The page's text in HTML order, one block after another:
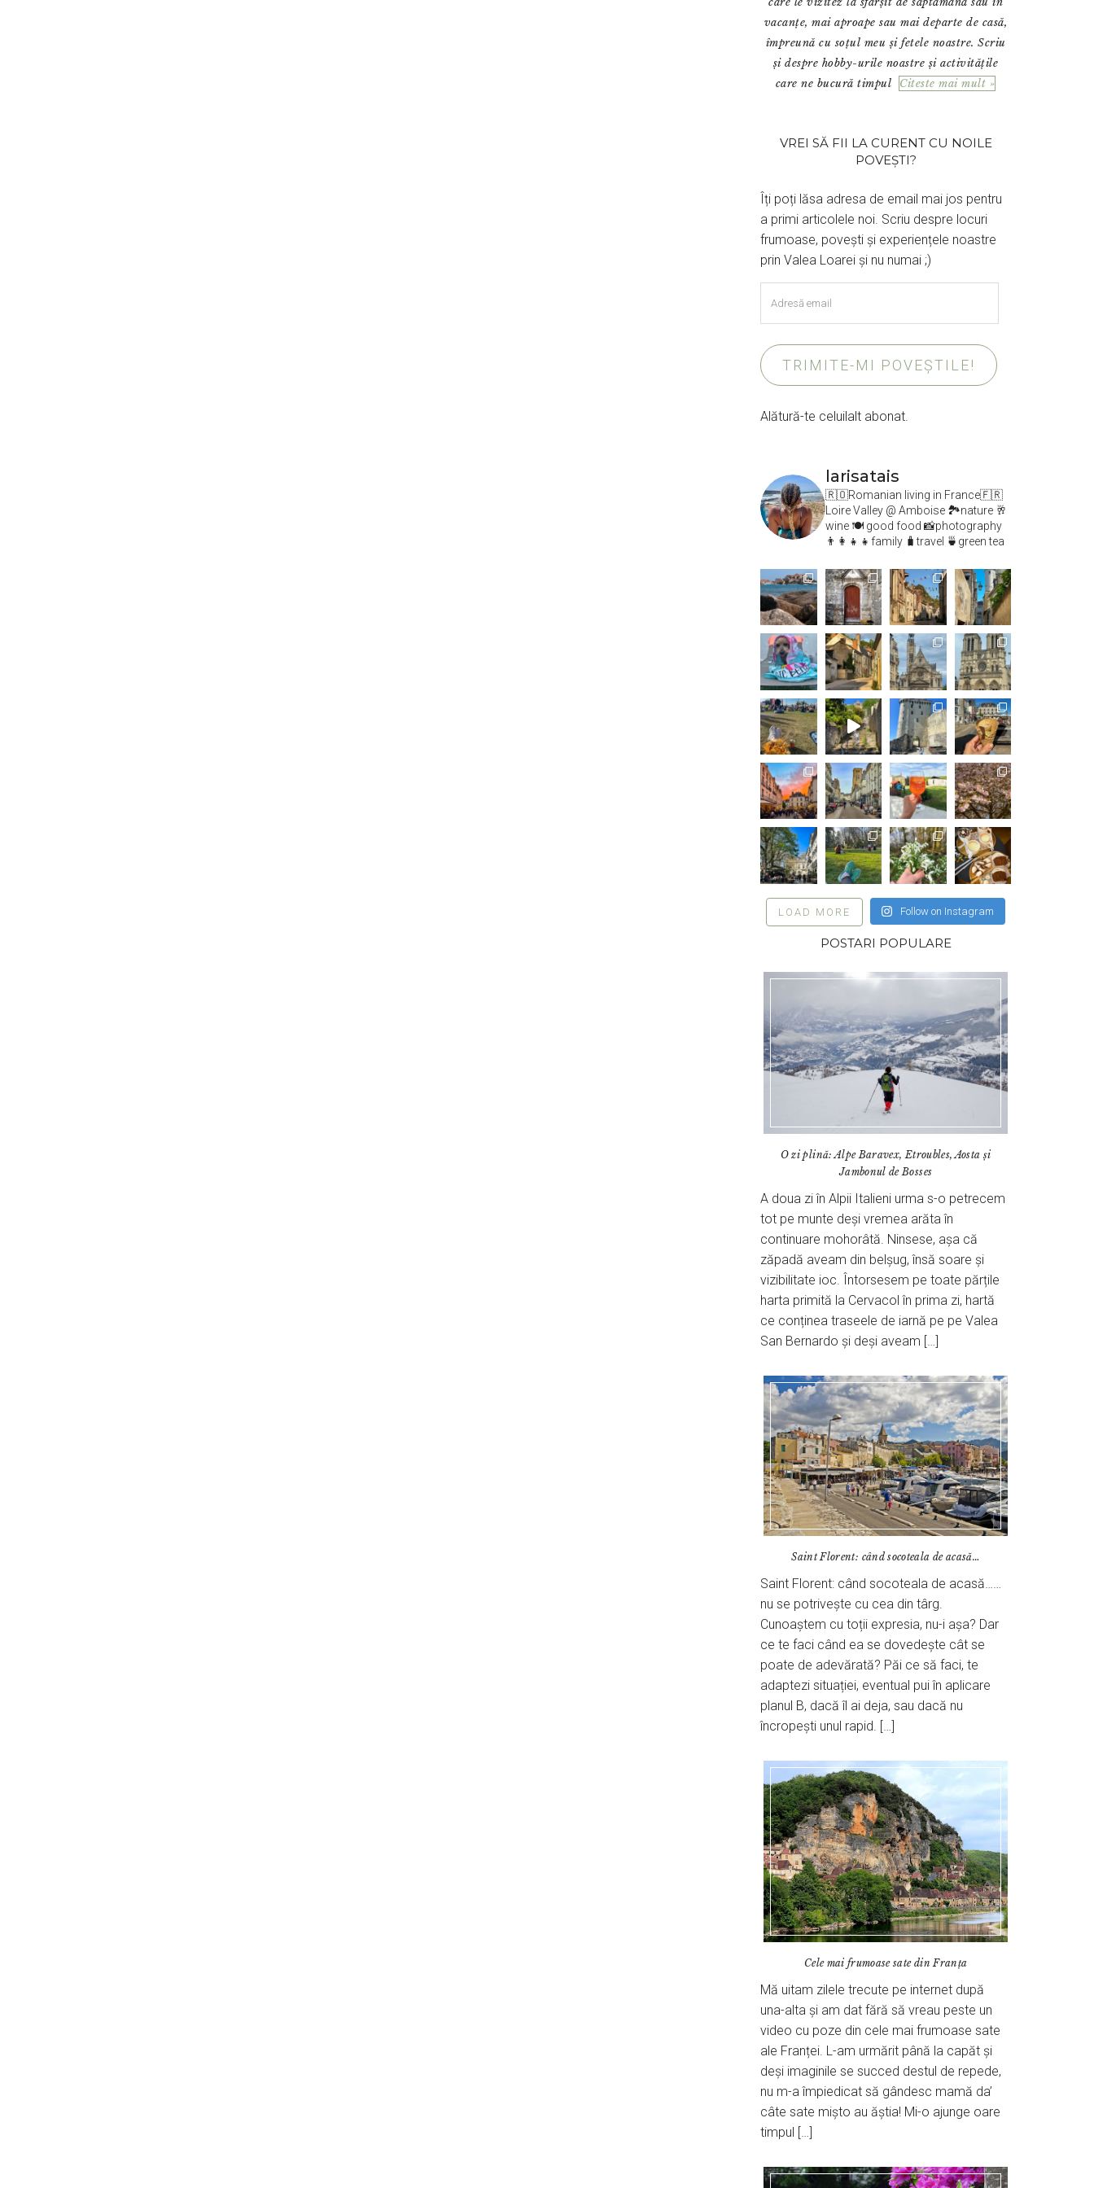
vacanțe, mai aproape sau mai departe de casă,
împreună cu soțul meu și fetele noastre. Scriu
și despre hobby-urile noastre și activitățile
care ne bucură timpul Citeste mai mult »
VREI SĂ FII LA CURENT CU NOILE
POVEȘTI?
Îți poți lăsa adresa de email mai jos pentru
a primi articolele noi. Scriu despre locuri
frumoase, povești și experiențele noastre
prin Valea Loarei și nu numai ;)
email
TRIMITE-MI POVEȘTILE!
Alătură-te celuilalt abonat.
larisatais
🇷🇴Romanian living in France🇫🇷
Loire Valley @ Amboise 🏞️nature 🥂
wine 🍽 good food 📸photography
👨‍👩‍👧‍👧family 🧳travel 🍵green tea
LOAD MORE Follow on Instagram
POSTARI POPULARE
O zi plină: Alpe Baravex, Etroubles, Aosta și
Jambonul de Bosses
A doua zi în Alpii Italieni urma s-o petrecem
tot pe munte deși vremea arăta în
continuare mohorâtă. Ninsese, așa că
zăpadă aveam din belșug, însă soare și
vizibilitate ioc. Întorsesem pe toate părțile
harta primită la Cervacol în prima zi, hartă
ce conținea traseele de iarnă pe pe Valea
San Bernardo și deși aveam […]
Saint Florent: când socoteala de acasă…
Saint Florent: când socoteala de acasă……
nu se potrivește cu cea din târg.
Cunoaștem cu toții expresia, nu-i așa? Dar
ce te faci când ea se dovedește cât se
poate de adevărată? Păi ce să faci, te
adaptezi situației, eventual pui în aplicare
planul B, dacă îl ai deja, sau dacă nu
încropești unul rapid. […]
Cele mai frumoase sate din Franța
Mă uitam zilele trecute pe internet după
una-alta și am dat fără să vreau peste un
video cu poze din cele mai frumoase sate
ale Franței. L-am urmărit până la capăt și
deși imaginile se succed destul de repede,
nu m-a împiedicat să gândesc mamă da’
câte sate mișto au ăștia! Mi-o ajunge oare
timpul […]